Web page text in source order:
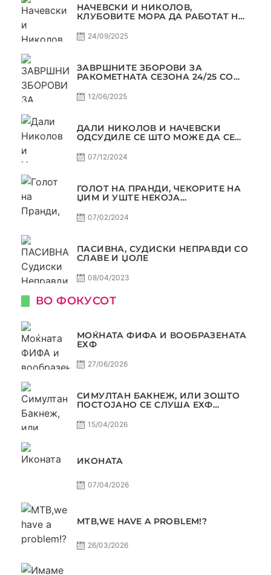
НАЧЕВСКИ И НИКОЛОВ,
КЛУБОВИТЕ МОРА ДА РАБОТАТ НА
С5Е2 ПАСИВНА
24/09/2025
ЗАВРШНИТЕ ЗБОРОВИ ЗА
РАКОМЕТНАТА СЕЗОНА 24/25 СО
С4Е11
12/06/2025
ДАЛИ НИКОЛОВ И НАЧЕВСКИ
ОДСУДИЛЕ СЕ ШТО МОЖЕ ДА СЕ
07/12/2024
ГОЛОТ НА ПРАНДИ, ЧЕКОРИТЕ НА
ЏИМ И УШТЕ НЕКОЈА
САМО РАКОМЕТ
07/02/2024
ПАСИВНА, СУДИСКИ НЕПРАВДИ СО
СЛАВЕ И ЏОЛЕ
08/04/2023
ВО ФОКУСОТ
МОЌНАТА ФИФА И ВООБРАЗЕНАТА
ЕХФ
27/06/2026
СИМУЛТАН БАКНЕЖ, ИЛИ ЗОШТО
ПОСТОЈАНО СЕ СЛУША ЕХФ
15/04/2026
ИКОНАТА
07/04/2026
МТВ,WE HAVE A PROBLEM!?
26/03/2026